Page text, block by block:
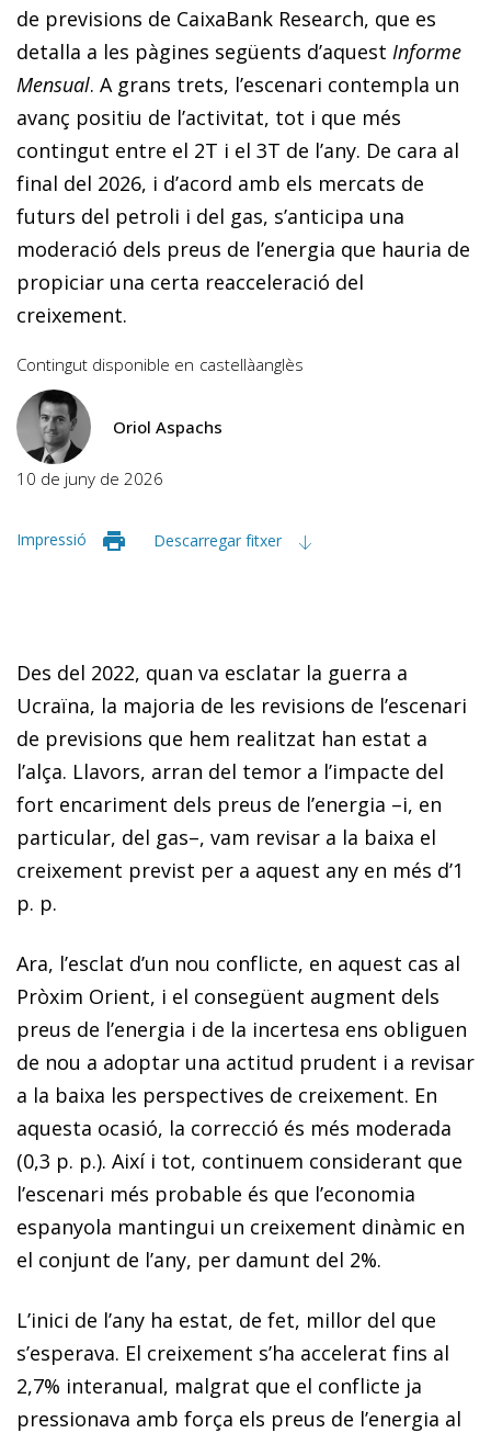
de previsions de CaixaBank Research, que es
detalla a les pàgines següents d’aquest Informe
Mensual. A grans trets, l’escenari contempla un
avanç positiu de l’activitat, tot i que més
contingut entre el 2T i el 3T de l’any. De cara al
final del 2026, i d’acord amb els mercats de
futurs del petroli i del gas, s’anticipa una
moderació dels preus de l’energia que hauria de
propiciar una certa reacceleració del
creixement.
Contingut disponible en castellàanglès
Oriol Aspachs
10 de juny de 2026
Impressió Descarregar fitxer
Des del 2022, quan va esclatar la guerra a
Ucraïna, la majoria de les revisions de l’escenari
de previsions que hem realitzat han estat a
l’alça. Llavors, arran del temor a l’impacte del
fort encariment dels preus de l’energia –i, en
particular, del gas–, vam revisar a la baixa el
creixement previst per a aquest any en més d’1
p. p.
Ara, l’esclat d’un nou conflicte, en aquest cas al
Pròxim Orient, i el consegüent augment dels
preus de l’energia i de la incertesa ens obliguen
de nou a adoptar una actitud prudent i a revisar
a la baixa les perspectives de creixement. En
aquesta ocasió, la correcció és més moderada
(0,3 p. p.). Així i tot, continuem considerant que
l’escenari més probable és que l’economia
espanyola mantingui un creixement dinàmic en
el conjunt de l’any, per damunt del 2%.
L’inici de l’any ha estat, de fet, millor del que
s’esperava. El creixement s’ha accelerat fins al
2,7% interanual, malgrat que el conflicte ja
pressionava amb força els preus de l’energia al